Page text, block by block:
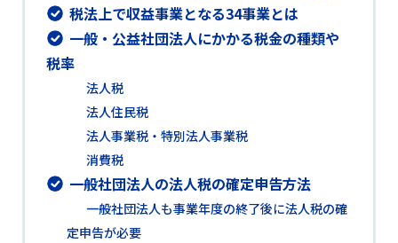
税法上で収益事業となる34事業とは
一般・公益社団法人にかかる税金の種類や
税率
法人税
法人住民税
法人事業税・特別法人事業税
消費税
一般社団法人の法人税の確定申告方法
一般社団法人も事業年度の終了後に法人税の確
定申告が必要